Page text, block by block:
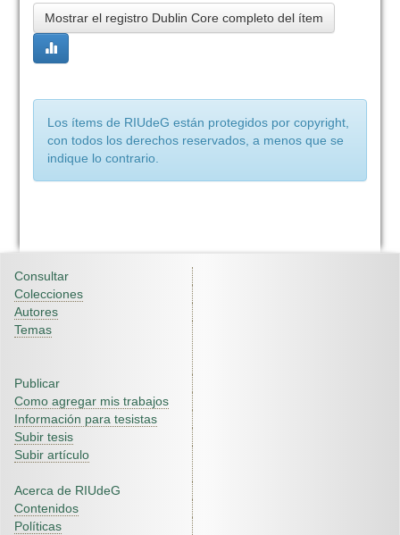
Mostrar el registro Dublin Core completo del ítem
Los ítems de RIUdeG están protegidos por copyright,
con todos los derechos reservados, a menos que se
indique lo contrario.
Consultar
Colecciones
Autores
Temas
Publicar
Como agregar mis trabajos
Información para tesistas
Subir tesis
Subir artículo
Acerca de RIUdeG
Contenidos
Políticas